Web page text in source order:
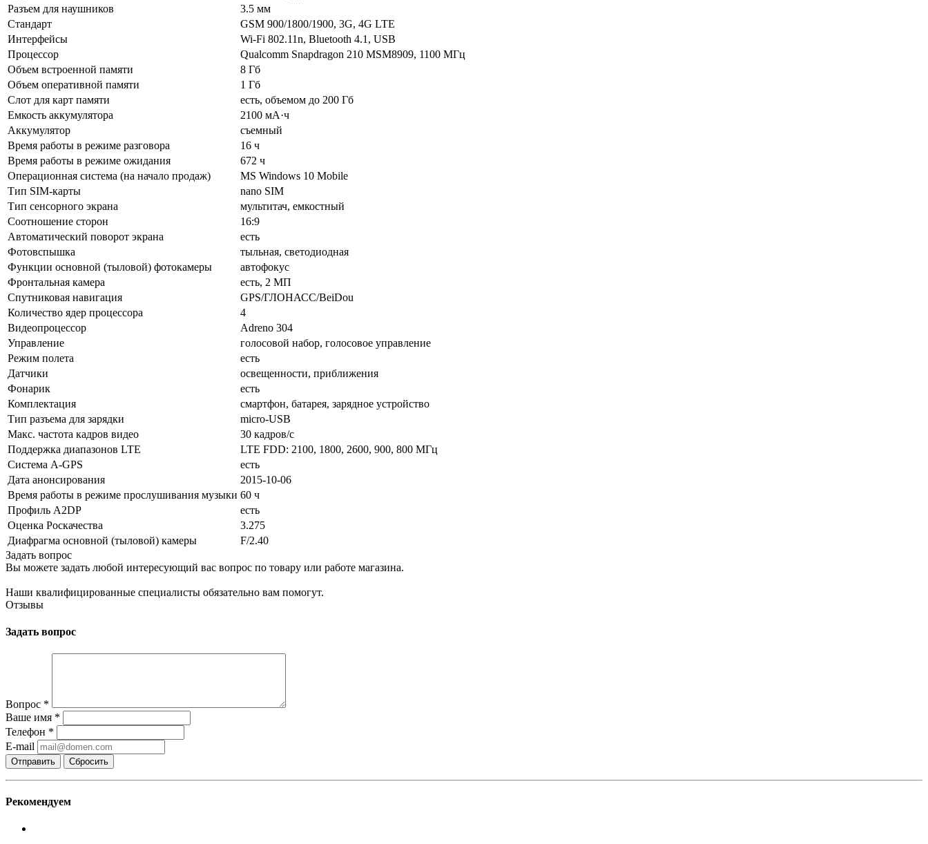
Разъем для наушников
3.5 мм
Стандарт
GSM 900/1800/1900, 3G, 4G LTE
Интерфейсы
Wi-Fi 802.11n, Bluetooth 4.1, USB
Процессор
Qualcomm Snapdragon 210 MSM8909, 1100 МГц
Объем встроенной памяти
8 Гб
Объем оперативной памяти
1 Гб
Слот для карт памяти
есть, объемом до 200 Гб
Емкость аккумулятора
2100 мА·ч
Аккумулятор
съемный
Время работы в режиме разговора
16 ч
Время работы в режиме ожидания
672 ч
Операционная система (на начало продаж)
MS Windows 10 Mobile
Тип SIM-карты
nano SIM
Тип сенсорного экрана
мультитач, емкостный
Соотношение сторон
16:9
Автоматический поворот экрана
есть
Фотовспышка
тыльная, светодиодная
Функции основной (тыловой) фотокамеры
автофокус
Фронтальная камера
есть, 2 МП
Спутниковая навигация
GPS/ГЛОНАСС/BeiDou
Количество ядер процессора
4
Видеопроцессор
Adreno 304
Управление
голосовой набор, голосовое управление
Режим полета
есть
Датчики
освещенности, приближения
Фонарик
есть
Комплектация
смартфон, батарея, зарядное устройство
Тип разъема для зарядки
micro-USB
Макс. частота кадров видео
30 кадров/с
Поддержка диапазонов LTE
LTE FDD: 2100, 1800, 2600, 900, 800 МГц
Cистема A-GPS
есть
Дата анонсирования
2015-10-06
Время работы в режиме прослушивания музыки 60 ч
Профиль A2DP
есть
Оценка Роскачества
3.275
Диафрагма основной (тыловой) камеры
F/2.40
Задать вопрос
Вы можете задать любой интересующий вас вопрос по товару или работе магазина.
Наши квалифицированные специалисты обязательно вам помогут.
Отзывы
Задать вопрос
Вопрос *
Ваше имя *
Телефон *
E-mail
Сбросить
Рекомендуем